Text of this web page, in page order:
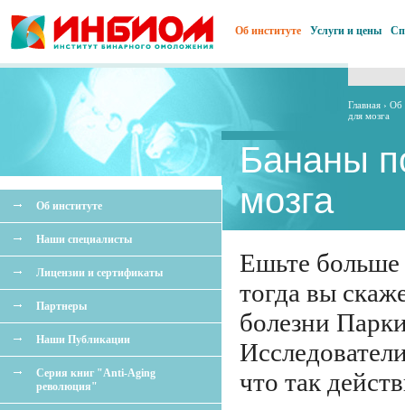
Об институте Услуги и цены
Об институте
Наши специалисты
Лицензии и сертификаты
Партнеры
Наши Публикации
Серия книг "Anti-Aging
революция"
Главная › Об
для мозга
Бананы
мозга
Ешьте больше
тогда вы
болезни
что так